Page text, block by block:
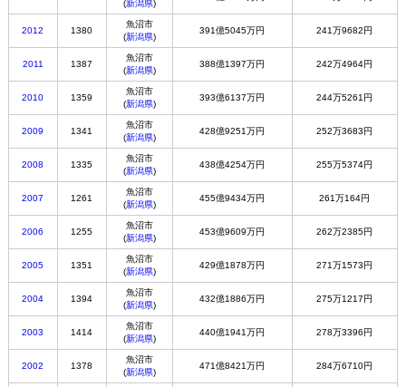
(新潟県)
2012 1380
魚沼市
(新潟県)
391億5045万円 241万9682円
2011 1387
魚沼市
(新潟県)
388億1397万円 242万4964円
2010 1359
魚沼市
(新潟県)
393億6137万円 244万5261円
2009 1341
魚沼市
(新潟県)
428億9251万円 252万3683円
2008 1335
魚沼市
(新潟県)
438億4254万円 255万5374円
2007 1261
魚沼市
(新潟県)
455億9434万円 261万164円
2006 1255
魚沼市
(新潟県)
453億9609万円 262万2385円
2005 1351
魚沼市
(新潟県)
429億1878万円 271万1573円
2004 1394
魚沼市
(新潟県)
432億1886万円 275万1217円
2003 1414
魚沼市
(新潟県)
440億1941万円 278万3396円
2002 1378
魚沼市
(新潟県)
471億8421万円 284万6710円